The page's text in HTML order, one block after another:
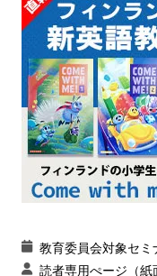
教育委員会対象セミ
読者専用ぺージ（紙